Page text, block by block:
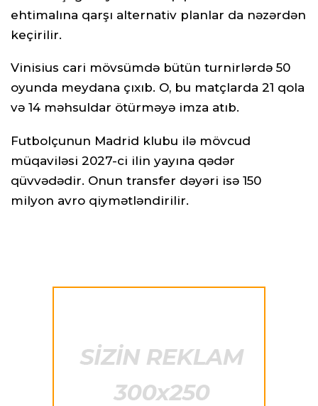
ehtimalına qarşı alternativ planlar da nəzərdən
keçirilir.
Vinisius cari mövsümdə bütün turnirlərdə 50
oyunda meydana çıxıb. O, bu matçlarda 21 qola
və 14 məhsuldar ötürməyə imza atıb.
Futbolçunun Madrid klubu ilə mövcud
müqaviləsi 2027-ci ilin yayına qədər
qüvvədədir. Onun transfer dəyəri isə 150
milyon avro qiymətləndirilir.